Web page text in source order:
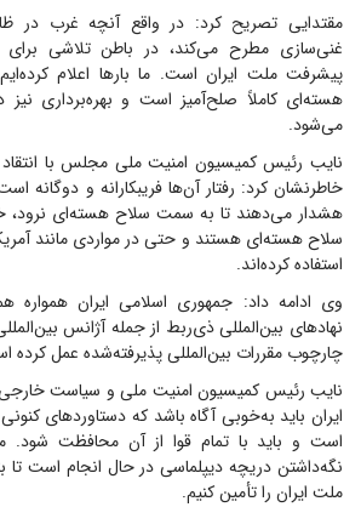
مقتدایی تصریح کرد: در واقع آنچه غرب در
غنی‌سازی مطرح می‌کند، در باطن تلاشی برای
پیشرفت ملت ایران است. ما بارها اعلام
هسته‌ای کاملاً صلح‌آمیز است و بهره‌برداری
می‌شود.
نایب رئیس کمیسیون امنیت ملی مجلس با انتقاد
خاطرنشان کرد: رفتار آن‌ها فریبکارانه و دوگانه
هشدار می‌دهند تا به سمت سلاح هسته‌ای نرود،
سلاح هسته‌ای هستند و حتی در مواردی مانند
استفاده کرده‌اند.
وی ادامه داد: جمهوری اسلامی ایران همواره
نهادهای بین‌المللی ذی‌ربط از جمله آژانس
چارچوب مقررات بین‌المللی پذیرفته‌شده عمل کرده
نایب رئیس کمیسیون امنیت ملی و سیاست
ایران باید به‌خوبی آگاه باشد که دستاوردهای
است و باید با تمام قوا از آن محافظت شود.
نگه‌داشتن دریچه دیپلماسی در حال انجام است تا
ملت ایران را تأمین کنیم.